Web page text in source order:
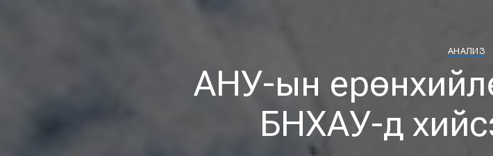
АНАЛИЗ
АНУ-ын
БНХАУ-д